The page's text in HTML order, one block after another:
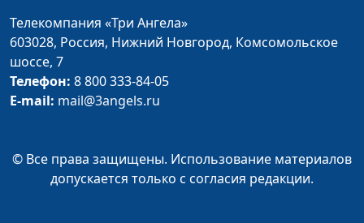
Верность Богу
вознаграждается
Игорь Кириченко #8
Долгий путь домой
не сбывается?
Доверие Богу Наталья Дементьева
Телекомпания «Три Ангела»
603028, Россия, Нижний Новгород, Комсомольское
шоссе, 7
Телефон: 8 800 333-84-05
E-mail: mail@3angels.ru
© Все права защищены. Использование материалов
допускается только с согласия редакции.